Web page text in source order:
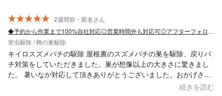
2週間前・匿名さん
◆予約から作業まで100%自社対応◎営業時間外も対応可◎アフターフォロー万全
害虫駆除 / 蜂の巣駆除
キイロスズメバチの駆除 屋根裏のスズメバチの巣を駆除、戻りバ
チ対策をしていただきました。巣が想像以上の大きさに驚きまし
た。 暑いなか対応して頂きありがとうございました。おかげさま
続きを読む